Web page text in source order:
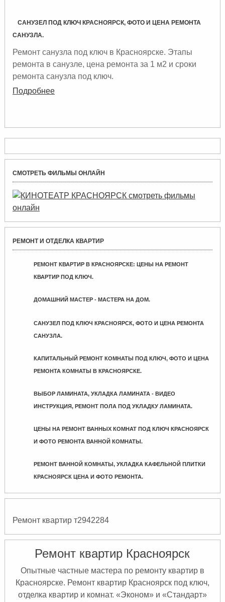
САНУЗЕЛ ПОД КЛЮЧ КРАСНОЯРСК, ФОТО И ЦЕНА РЕМОНТА
САНУЗЛА.
Ремонт санузла под ключ в Красноярске. Этапы
ремонта в санузле, цена ремонта за 1 м2 и сроки
ремонта санузла под ключ.
Подробнее
СМОТРЕТЬ ФИЛЬМЫ ОНЛАЙН
РЕМОНТ И ОТДЕЛКА КВАРТИР
РЕМОНТ КВАРТИР В КРАСНОЯРСКЕ: ЦЕНЫ НА РЕМОНТ
КВАРТИР ПОД КЛЮЧ.
ДОМАШНИЙ МАСТЕР - МАСТЕРА НА ДОМ.
САНУЗЕЛ ПОД КЛЮЧ КРАСНОЯРСК, ФОТО И ЦЕНА РЕМОНТА
САНУЗЛА.
КАПИТАЛЬНЫЙ РЕМОНТ КОМНАТЫ ПОД КЛЮЧ, ФОТО И ЦЕНА
РЕМОНТА КОМНАТЫ В КРАСНОЯРСКЕ.
ВЫБОР ЛАМИНАТА, УКЛАДКА ЛАМИНАТА - ВИДЕО
ИНСТРУКЦИЯ, РЕМОНТ ПОЛА ПОД УКЛАДКУ ЛАМИНАТА.
ЦЕНЫ НА РЕМОНТ ВАННЫХ КОМНАТ ПОД КЛЮЧ КРАСНОЯРСК
И ФОТО РЕМОНТА ВАННОЙ КОМНАТЫ.
РЕМОНТ ВАННОЙ КОМНАТЫ, УКЛАДКА КАФЕЛЬНОЙ ПЛИТКИ
КРАСНОЯРСК ЦЕНА И ФОТО РЕМОНТА.
Ремонт квартир т2942284
Ремонт квартир Красноярск
Опытные частные мастера по ремонту квартир в
Красноярске. Ремонт квартир Красноярск под ключ,
отделка квартир и комнат. «Эконом» и «Стандарт»